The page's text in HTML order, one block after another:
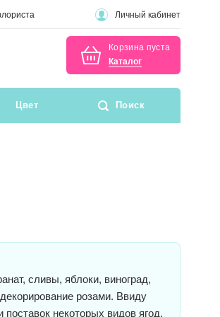
Личный кабинет
Корзина пуста
Каталог
Цвет Поиск
сливы, яблоки, виноград,
розами. Ввиду
поставок некоторых видов ягод,